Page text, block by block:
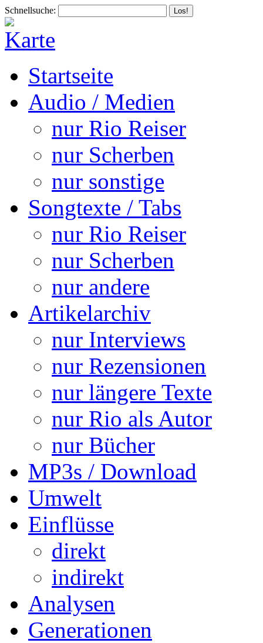
Schnellsuche:
Startseite
Audio / Medien
nur Rio Reiser
nur Scherben
nur sonstige
Songtexte / Tabs
nur Rio Reiser
nur Scherben
nur andere
Artikelarchiv
nur Interviews
nur Rezensionen
nur längere Texte
nur Rio als Autor
nur Bücher
MP3s / Download
Umwelt
Einflüsse
direkt
indirekt
Analysen
Generationen